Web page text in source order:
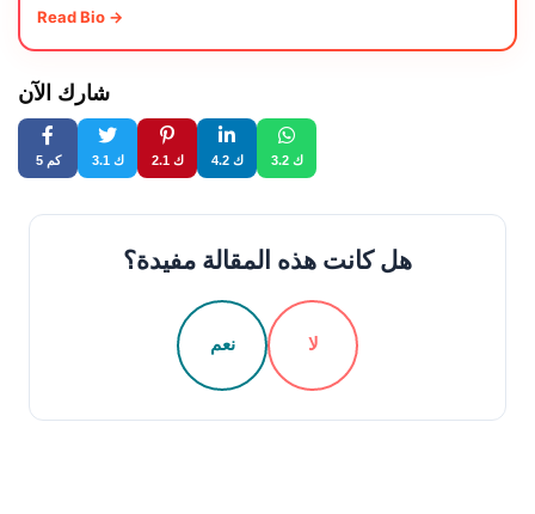
Read Bio →
شارك الآن
5 كم 3.1 ك 2.1 ك 4.2 ك 3.2 ك
هل كانت هذه المقالة مفيدة؟
نعم لا